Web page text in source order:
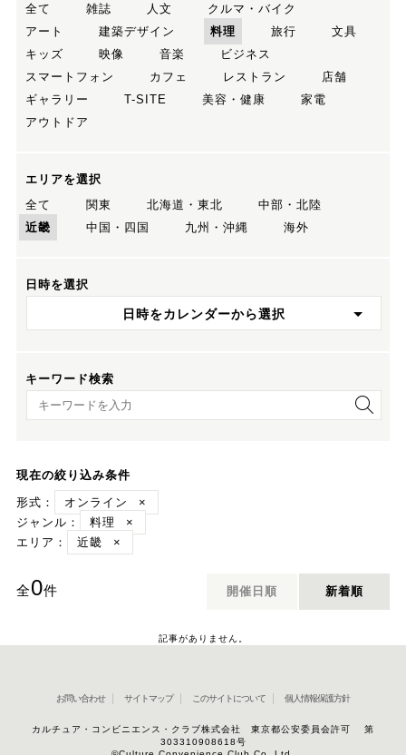
全て
雑誌 人文
クルマ・バイク
アート
建築デザイン 料理 旅行
文具
キッズ
映像 音楽
ビジネス
スマートフォン
カフェ レストラン
店舗
ギャラリー
T-SITE 美容・健康
家電
アウトドア
エリアを選択
全て
関東 北海道・東北
中部・北陸
近畿
中国・四国 九州・沖縄 海外
日時を選択
日時をカレンダーから選択
キーワード検索
キーワード検索
現在の絞り込み条件
形式：
オンライン
×
ジャンル：
料理
×
エリア：
近畿 ×
全0件 開催日順 新着順
記事がありません。
お問い合わせ サイトマップ このサイトについて 個人情報保護方針
カルチュア・コンビニエンス・クラブ株式会社 東京都公安委員会許可 第
303310908618号